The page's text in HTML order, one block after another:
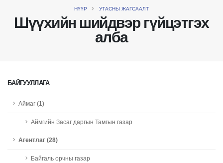
Шүүхийн шийдвэр гүйцэтгэх
алба
НҮҮР УТАСНЫ ЖАГСААЛТ
БАЙГУУЛЛАГА
Аймаг (1)
Аймгийн Засаг даргын Тамгын газар
Агентлаг (28)
Байгаль орчны газар